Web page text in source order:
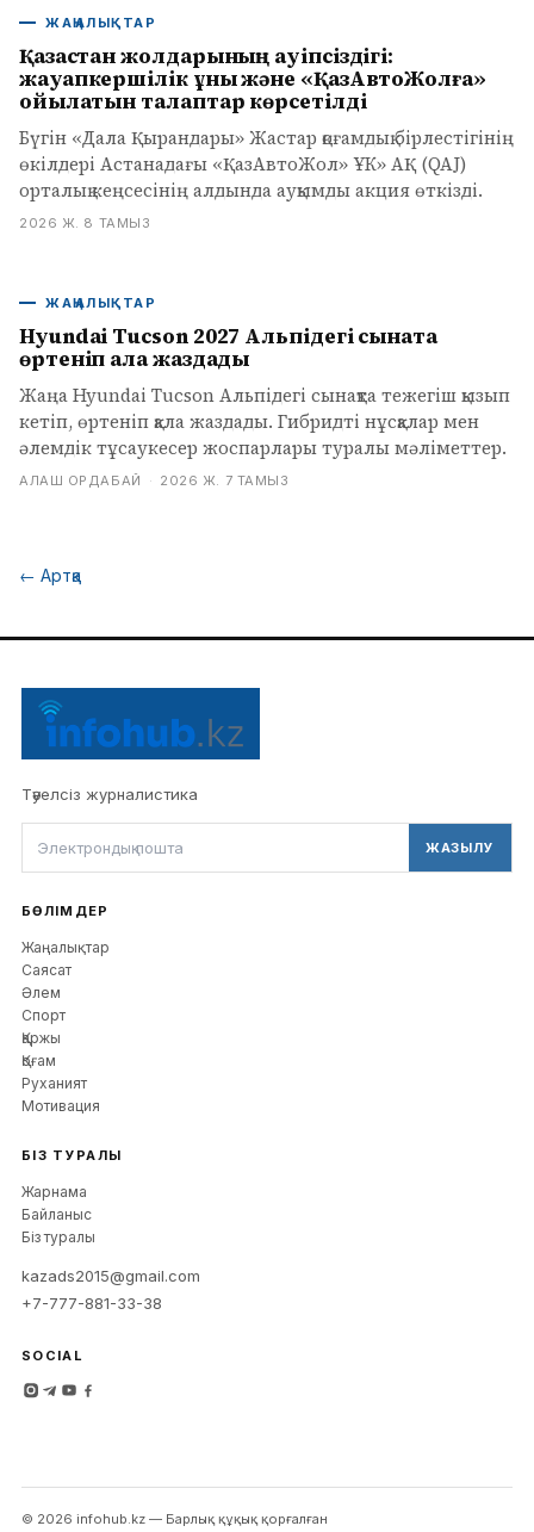
ЖАҢАЛЫҚТАР
Қазақстан жолдарының қауіпсіздігі:
жауапкершілік құны және «ҚазАвтоЖолға»
қойылатын талаптар көрсетілді
Бүгін «Дала Қырандары» Жастар қоғамдық бірлестігінің
өкілдері Астанадағы «ҚазАвтоЖол» ҰК» АҚ (QAJ)
орталық кеңсесінің алдында ауқымды акция өткізді.
2026 Ж. 8 ТАМЫЗ
ЖАҢАЛЫҚТАР
Hyundai Tucson 2027 Альпідегі сынақта
өртеніп қала жаздады
Жаңа Hyundai Tucson Альпідегі сынақта тежегіш қызып
кетіп, өртеніп қала жаздады. Гибридті нұсқалар мен
әлемдік тұсаукесер жоспарлары туралы мәліметтер.
АЛАШ ОРДАБАЙ · 2026 Ж. 7 ТАМЫЗ
← Артқа
Тәуелсіз журналистика
ЖАЗЫЛУ
БӨЛІМДЕР
Жаңалықтар
Саясат
Әлем
Спорт
Қаржы
Қоғам
Руханият
Мотивация
БІЗ ТУРАЛЫ
Жарнама
Байланыс
Біз туралы
kazads2015@gmail.com
+7-777-881-33-38
SOCIAL
© 2026 infohub.kz — Барлық құқық қорғалған